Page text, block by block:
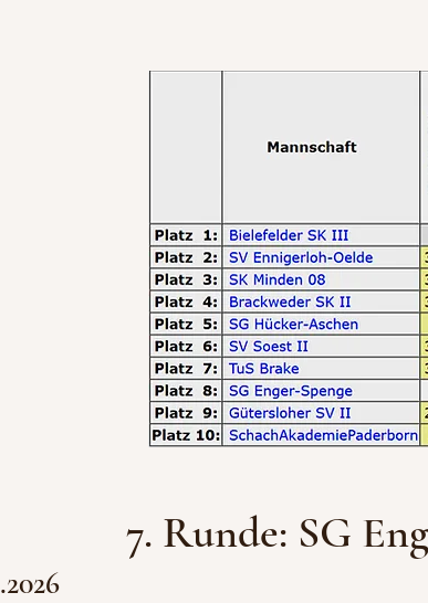
7. Runde: SG
.2026